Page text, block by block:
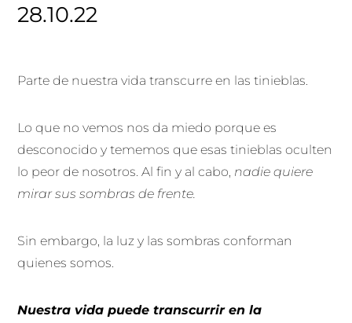
28.10.22
Parte de nuestra vida transcurre en las tinieblas.
Lo que no vemos nos da miedo porque es
desconocido y tememos que esas tinieblas oculten
lo peor de nosotros. Al fin y al cabo, nadie quiere
mirar sus sombras de frente.
Sin embargo, la luz y las sombras conforman
quienes somos.
Nuestra vida puede transcurrir en la